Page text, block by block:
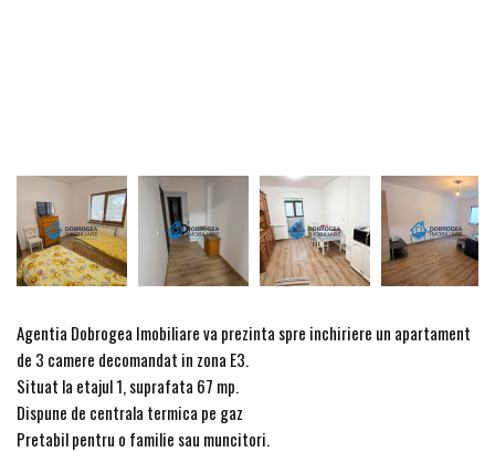
Agentia Dobrogea Imobiliare va prezinta spre inchiriere un apartament
de 3 camere decomandat in zona E3.
Situat la etajul 1, suprafata 67 mp.
Dispune de centrala termica pe gaz
Pretabil pentru o familie sau muncitori.